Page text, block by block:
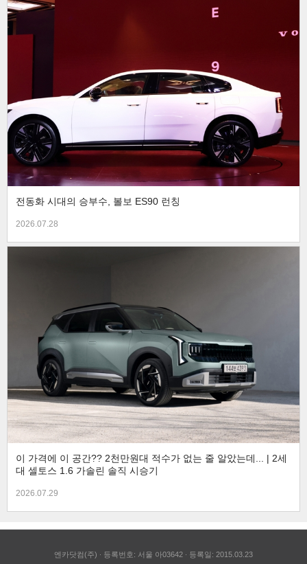
전동화 시대의 승부수, 볼보 ES90 런칭
2026.07.28
이 가격에 이 공간?? 2천만원대 적수가 없는 줄 알았는데... | 2세
대 셀토스 1.6 가솔린 솔직 시승기
2026.07.29
엔카닷컴(주) 등록번호: 서울 아03642
등록일: 2015.03.23